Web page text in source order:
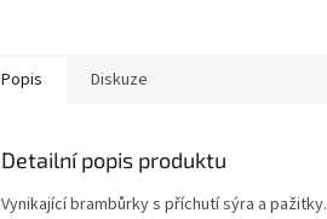
Popis Diskuze
Detailní popis produktu
Vynikající brambůrky s příchutí sýra a pažitky.